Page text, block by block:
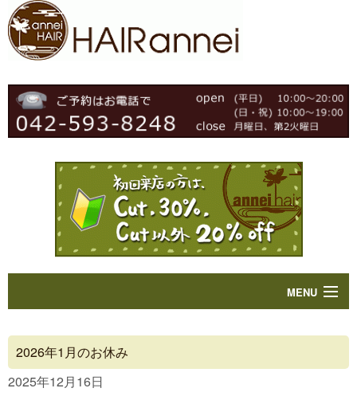
MENU
Concept
2026年1月のお休み
2025年12月16日